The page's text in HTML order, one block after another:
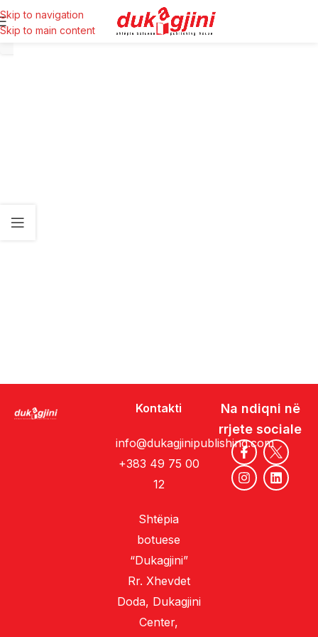
Skip to navigation
Skip to main content
Kontakti
info@dukagjinipublishing.com
+383 49 75 00
12
Shtëpia
botuese
“Dukagjini”
Rr. Xhevdet
Doda, Dukagjini
Center,
Na ndiqni në
rrjete sociale